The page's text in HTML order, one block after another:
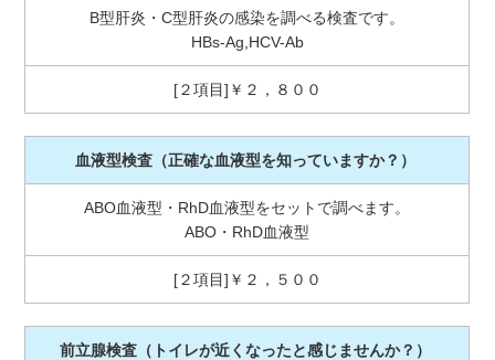
B型肝炎・C型肝炎の感染を調べる検査です。
HBs-Ag,HCV-Ab
[２項目]￥２，８００
血液型検査（正確な血液型を知っていますか？）
ABO血液型・RhD血液型をセットで調べます。
ABO・RhD血液型
[２項目]￥２，５００
前立腺検査（トイレが近くなったと感じませんか？）